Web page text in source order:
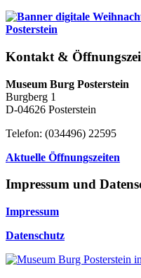
Kontakt &
Museum Burg Posterstein
Burgberg 1
D-04626 Posterstein
Telefon: (034496) 22595
Aktuelle Öffnungszeiten
Impressum und
Impressum
Datenschutz